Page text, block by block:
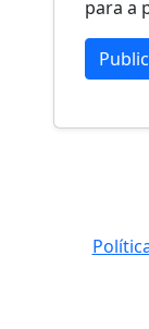
para a